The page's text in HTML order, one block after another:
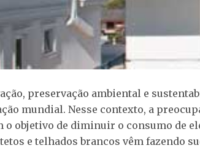
preservação ambiental e
mundial. Nesse contexto, a
o objetivo de diminuir o consumo de
e telhados brancos vêm fazendo